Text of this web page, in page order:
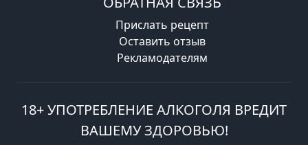
Прислать рецепт
Оставить отзыв
Рекламодателям
18+ УПОТРЕБЛЕНИЕ АЛКОГОЛЯ ВРЕДИТ
ВАШЕМУ ЗДОРОВЬЮ!